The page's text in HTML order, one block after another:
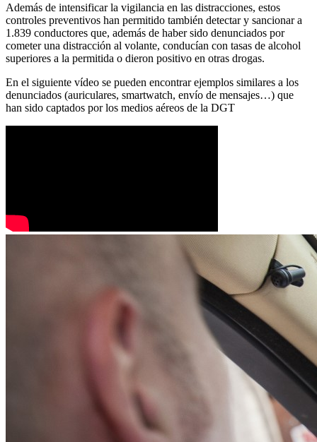
Además de intensificar la vigilancia en las distracciones, estos
controles preventivos han permitido también detectar y sancionar a
1.839 conductores que, además de haber sido denunciados por
cometer una distracción al volante, conducían con tasas de alcohol
superiores a la permitida o dieron positivo en otras drogas.
En el siguiente vídeo se pueden encontrar ejemplos similares a los
denunciados (auriculares, smartwatch, envío de mensajes…) que
han sido captados por los medios aéreos de la DGT